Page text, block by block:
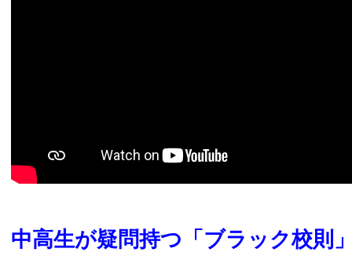
中高生が疑問持つ「ブラック校則